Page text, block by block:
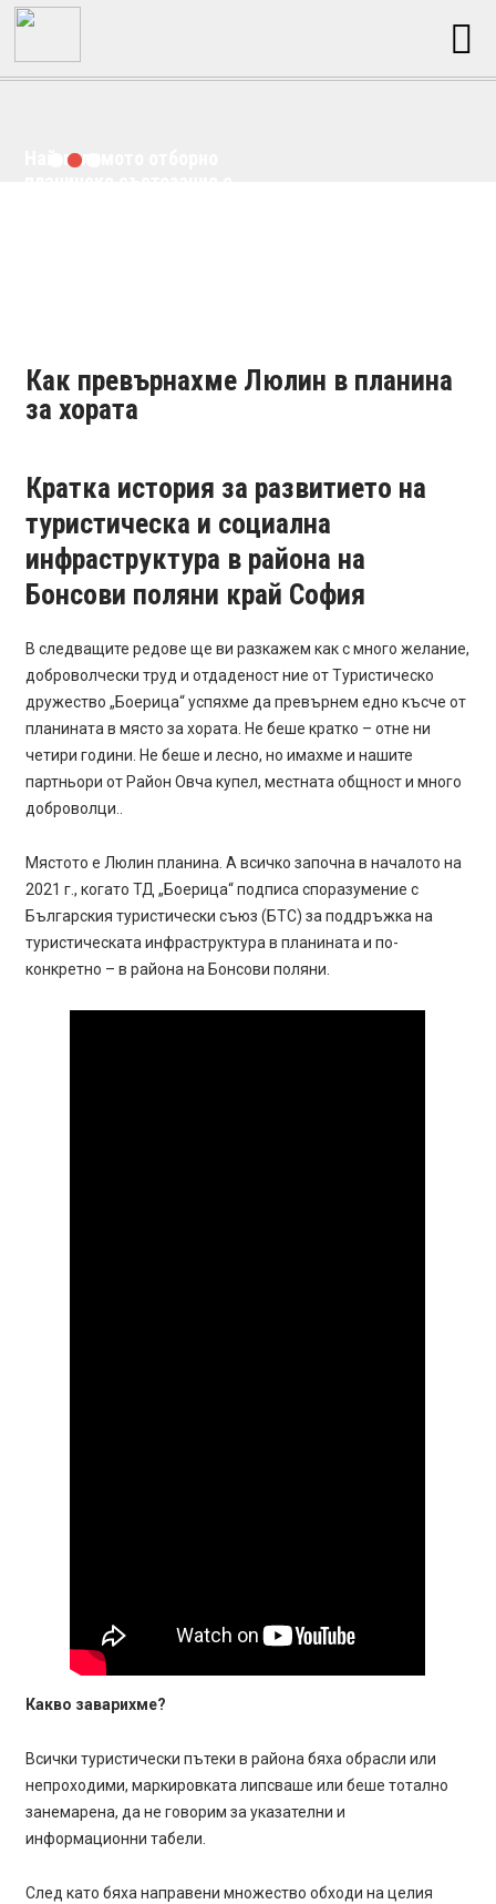
Най-голямото отборно
Как превърнахме Люлин в планина
за хората
Кратка история за развитието на
туристическа и социална
инфраструктура в района на
Бонсови поляни край София
В следващите редове ще ви разкажем как с много желание,
доброволчески труд и отдаденост ние от Туристическо
дружество „Боерица“ успяхме да превърнем едно късче от
планината в място за хората. Не беше кратко – отне ни
четири години. Не беше и лесно, но имахме и нашите
партньори от Район Овча купел, местната общност и много
доброволци..
Мястото е Люлин планина. А всичко започна в началото на
2021 г., когато ТД „Боерица“ подписа споразумение с
Българския туристически съюз (БТС) за поддръжка на
туристическата инфраструктура в планината и по-
конкретно – в района на Бонсови поляни.
Какво заварихме?
Всички туристически пътеки в района бяха обрасли или
непроходими, маркировката липсваше или беше тотално
занемарена, да не говорим за указателни и
информационни табели.
След като бяха направени множество обходи на целия